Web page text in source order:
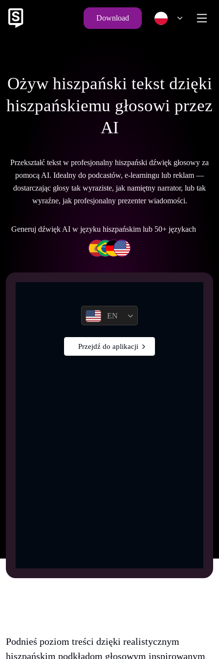
Download
Ożyw hiszpański tekst dzięki
hiszpańskiemu głosowi przez
AI
Przekształć tekst w profesjonalny hiszpański dźwięk głosowy za
pomocą AI. Idealny do podcastów, e-learningu lub reklam —
dostarczając głosy tak wyraziste, jak namiętny narrator, lub tak
wyraźne, jak profesjonalny prezenter wiadomości.
Generuj dźwięk AI w języku hiszpańskim lub 50+ językach
EN
Przejdź do aplikacji
Podnieś poziom treści dzięki realistycznym
hiszpańskim podkładom głosowym inspirowanym